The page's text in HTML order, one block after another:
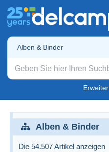
Alben & Binder
Alben & Binder
Die 54.507 Artikel anzeigen